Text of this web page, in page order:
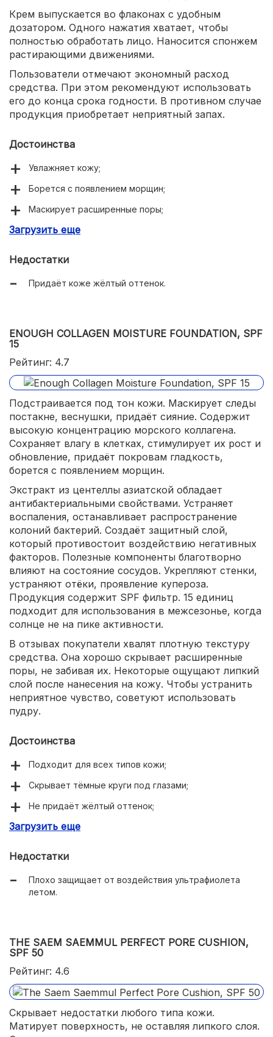
Крем выпускается во флаконах с удобным
дозатором. Одного нажатия хватает, чтобы
полностью обработать лицо. Наносится спонжем
растирающими движениями.
Пользователи отмечают экономный расход
средства. При этом рекомендуют использовать
его до конца срока годности. В противном случае
продукция приобретает неприятный запах.
Достоинства
Увлажняет кожу;
Борется с появлением морщин;
Маскирует расширенные поры;
Не оставляет блеска;
Загрузить еще
Недостатки
Придаёт коже жёлтый оттенок.
ENOUGH COLLAGEN MOISTURE FOUNDATION, SPF
15
Рейтинг: 4.7
Подстраивается под тон кожи. Маскирует следы
постакне, веснушки, придаёт сияние. Содержит
высокую концентрацию морского коллагена.
Сохраняет влагу в клетках, стимулирует их рост и
обновление, придаёт покровам гладкость,
борется с появлением морщин.
Экстракт из центеллы азиатской обладает
антибактериальными свойствами. Устраняет
воспаления, останавливает распространение
колоний бактерий. Создаёт защитный слой,
который противостоит воздействию негативных
факторов. Полезные компоненты благотворно
влияют на состояние сосудов. Укрепляют стенки,
устраняют отёки, проявление купероза.
Продукция содержит SPF фильтр. 15 единиц
подходит для использования в межсезонье, когда
солнце не на пике активности.
В отзывах покупатели хвалят плотную текстуру
средства. Она хорошо скрывает расширенные
поры, не забивая их. Некоторые ощущают липкий
слой после нанесения на кожу. Чтобы устранить
неприятное чувство, советуют использовать
пудру.
Достоинства
Подходит для всех типов кожи;
Скрывает тёмные круги под глазами;
Не придаёт жёлтый оттенок;
Встроенный дозатор;
Загрузить еще
Недостатки
Плохо защищает от воздействия ультрафиолета
летом.
THE SAEM SAEMMUL PERFECT PORE CUSHION,
SPF 50
Рейтинг: 4.6
Скрывает недостатки любого типа кожи.
Матирует поверхность, не оставляя липкого слоя.